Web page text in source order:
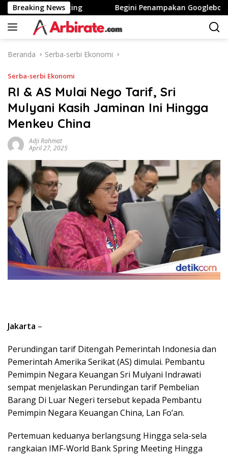
Langsung
ke
konten
Breaking News
Tinggi Stunting Begini Penampakan Googlebook
Beranda Serba-serbi Ekonomi
Serba-serbi Ekonomi
RI & AS Mulai Nego Tarif, Sri
Mulyani Kasih Jaminan Ini Hingga
Menkeu China
Adji Rahmat
April 27, 2025
Jakarta –
Perundingan tarif Ditengah Pemerintah Indonesia dan
Pemerintah Amerika Serikat (AS) dimulai. Pembantu
Pemimpin Negara Keuangan Sri Mulyani Indrawati
sempat menjelaskan Perundingan tarif Pembelian
Barang Di Luar Negeri tersebut kepada Pembantu
Pemimpin Negara Keuangan China, Lan Fo’an.
Pertemuan keduanya berlangsung Hingga sela-sela
rangkaian IMF-World Bank Spring Meeting Hingga